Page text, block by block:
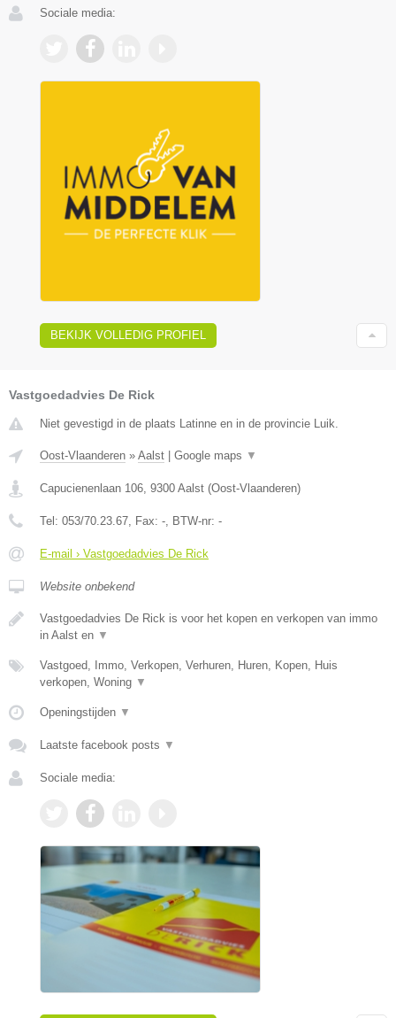
Sociale media:
BEKIJK VOLLEDIG PROFIEL
Vastgoedadvies De Rick
Niet gevestigd in de plaats Latinne en in de provincie Luik.
Oost-Vlaanderen » Aalst Google maps ▼
Capucienenlaan 106 9300 Aalst (Oost-Vlaanderen)
Tel: 053/70.23.67 , Fax: - , BTW-nr: -
E-mail › Vastgoedadvies De Rick
Website onbekend
Vastgoedadvies De Rick is voor het kopen en verkopen van immo
in Aalst en ▼
Vastgoed, Immo, Verkopen, Verhuren, Huren, Kopen, Huis
verkopen, Woning ▼
Openingstijden ▼
Laatste facebook posts ▼
Sociale media: